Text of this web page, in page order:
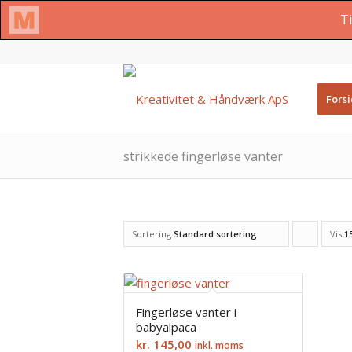
strikkede fingerløse vanter
Sortering Standard sortering Vis
Fingerløse vanter i
babyalpaca
kr. 145,00 inkl. moms